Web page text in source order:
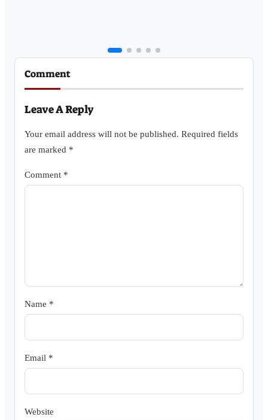
Comment
Leave A Reply
Your email address will not be published. Required fields
are marked *
Comment *
Name *
Email *
Website